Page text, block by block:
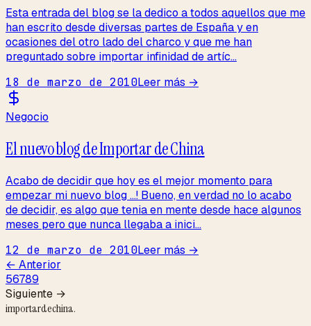
Esta entrada del blog se la dedico a todos aquellos que me
han escrito desde diversas partes de España y en
ocasiones del otro lado del charco y que me han
preguntado sobre importar infinidad de artíc...
18 de marzo de 2010Leer más →
Negocio
El nuevo blog de Importar de China
Acabo de decidir que hoy es el mejor momento para
empezar mi nuevo blog ...! Bueno, en verdad no lo acabo
de decidir, es algo que tenia en mente desde hace algunos
meses pero que nunca llegaba a inici...
12 de marzo de 2010Leer más →
← Anterior
56789
Siguiente →
importardechina.